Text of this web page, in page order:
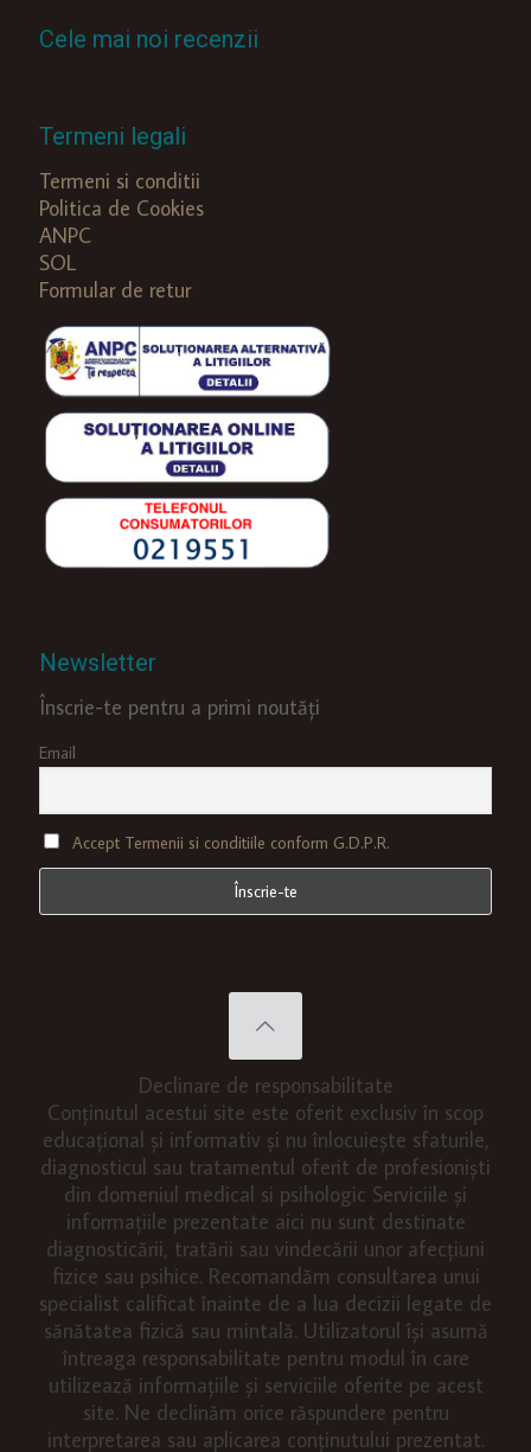
Cele mai noi recenzii
Termeni legali
Termeni si conditii
Politica de Cookies
ANPC
SOL
Formular de retur
Newsletter
Înscrie-te pentru a primi noutăți
Email
Accept Termenii si conditiile conform G.D.P.R.
Declinare de responsabilitate
Conținutul acestui site este oferit exclusiv în scop
educațional și informativ și nu înlocuiește sfaturile,
diagnosticul sau tratamentul oferit de profesioniști
din domeniul medical si psihologic Serviciile și
informațiile prezentate aici nu sunt destinate
diagnosticării, tratării sau vindecării unor afecțiuni
fizice sau psihice. Recomandăm consultarea unui
specialist calificat înainte de a lua decizii legate de
sănătatea fizică sau mintală. Utilizatorul își asumă
întreaga responsabilitate pentru modul în care
utilizează informațiile și serviciile oferite pe acest
site. Ne declinăm orice răspundere pentru
interpretarea sau aplicarea conținutului prezentat.